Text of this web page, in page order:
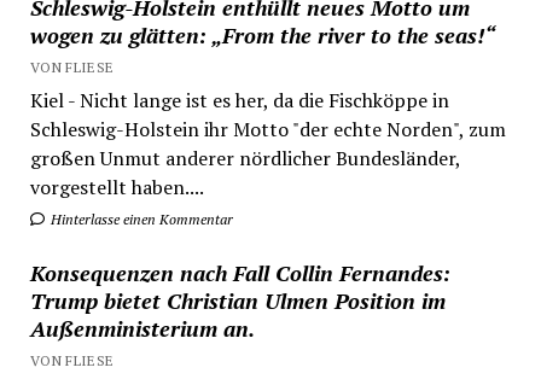
Schleswig-Holstein enthüllt neues Motto um
wogen zu glätten: „From the river to the seas!“
VON FLIESE
Kiel - Nicht lange ist es her, da die Fischköppe in
Schleswig-Holstein ihr Motto "der echte Norden", zum
großen Unmut anderer nördlicher Bundesländer,
vorgestellt haben....
Hinterlasse einen Kommentar
Konsequenzen nach Fall Collin Fernandes:
Trump bietet Christian Ulmen Position im
Außenministerium an.
VON FLIESE